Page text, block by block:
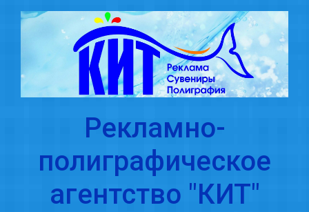
Skip to main content
Рекламно-
полиграфическое
агентство "КИТ"